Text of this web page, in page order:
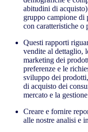
abitudini di
gruppo campione di
con caratteristiche o
Questi rapporti
vendite al dettaglio,
marketing dei
preferenze e le
sviluppo dei
di acquisto dei
mercato e la
Creare e fornire
alle nostre analisi e